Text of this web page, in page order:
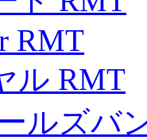
RMT
ル RMT
ルズバ